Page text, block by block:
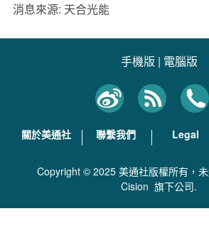
消息來源: 天合光能
手機版 | 電腦版
關於美通社 聯繫我們 Legal
Copyright © 2025 美通社版權所有，
Cision 旗下公司.